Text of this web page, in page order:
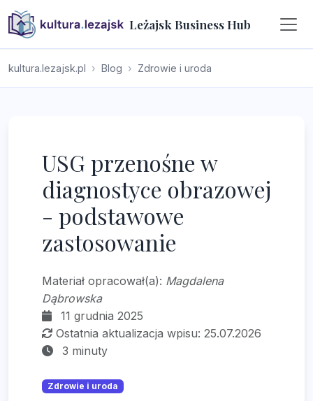
Leżajsk Business Hub
kultura.lezajsk.pl Blog Zdrowie i uroda
USG przenośne w
diagnostyce obrazowej
- podstawowe
zastosowanie
Materiał opracował(a): Magdalena
Dąbrowska
11 grudnia 2025
Ostatnia aktualizacja wpisu: 25.07.2026
3 minuty
Zdrowie i uroda